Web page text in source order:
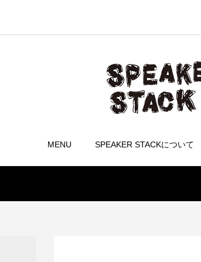
MENU SPEAKER STACKについて